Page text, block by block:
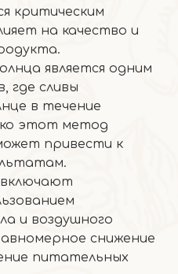
критическим
на качество и
является одним
где сливы
в течение
этот метод
привести к
и воздушного
снижение
питательных